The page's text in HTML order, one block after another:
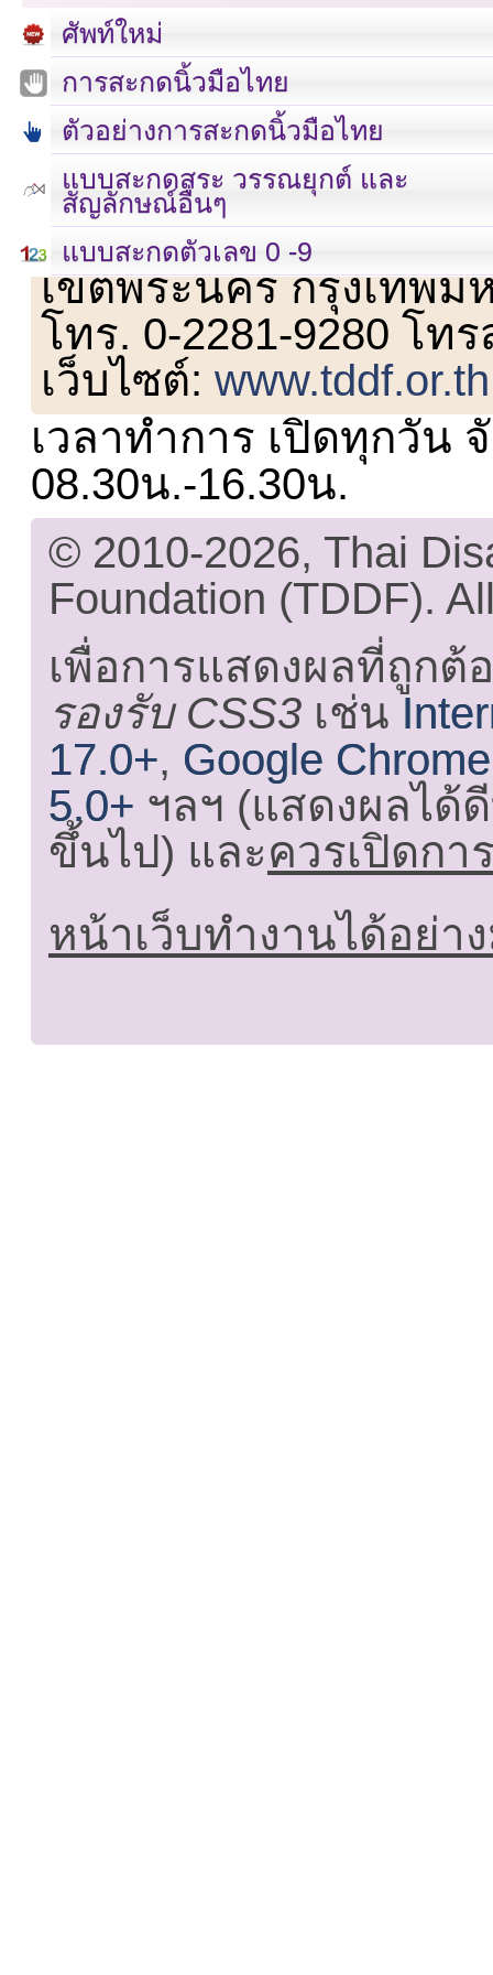
ศัพท์ใหม่
การสะกดนิ้วมือไทย
ตัวอย่างการสะกดนิ้วมือไทย
แบบสะกดสระ วรรณยุกต์ และ
สัญลักษณ์อื่นๆ
แบบสะกดตัวเลข 0 -9
เลขที่ 23 ชั้น 2 ถนนวิ
เขตพระนคร กรุงเทพม
โทร. 0-2281-9280 โท
เว็บไซต์:www.tddf.or.th
เวลาทำการ เปิดทุกวัน
08.30น.-16.30น.
© 2010-2026, Thai
Foundation (TDDF).
เพื่อการแสดงผลที่ถูกต้
รองรับ CSS3 เช่น
17.0+, Google
5.0+ ฯลฯ (แสดงผลได้
ขึ้นไป) และควรเปิดกา
หน้าเว็บทำงานได้อย่า